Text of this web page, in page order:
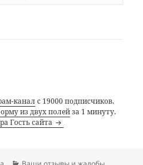
каналс 19000 подписчиков.
из двух полейза 1 минуту.
Гость сайта